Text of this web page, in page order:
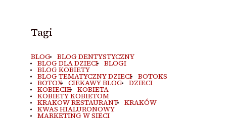
Tagi
BLOG BLOG DENTYSTYCZNY
BLOG DLA DZIECI BLOGI
BLOG KOBIETY
BLOG TEMATYCZNY DZIECI BOTOKS
BOTOX CIEKAWY BLOG DZIECI
KOBIECIE KOBIETA
KOBIETY KOBIETOM
KRAKOW RESTAURANT KRAKÓW
KWAS HIALURONOWY
MARKETING W SIECI